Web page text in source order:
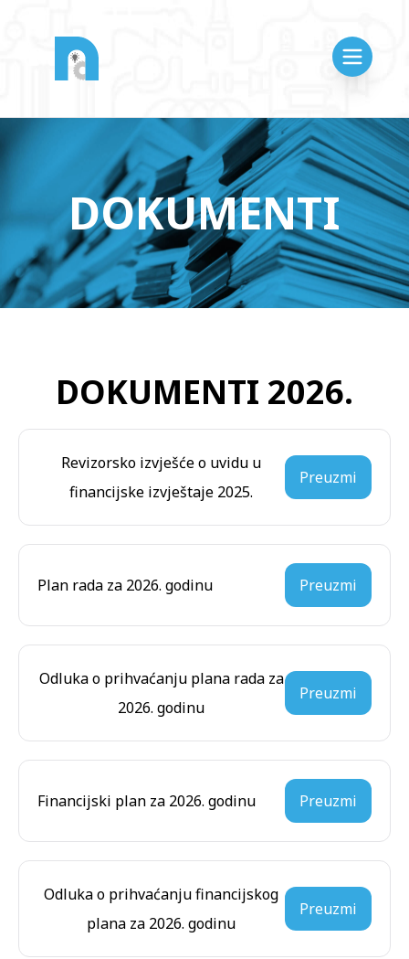
DOKUMENTI
DOKUMENTI 2026.
Revizorsko izvješće o uvidu u
financijske izvještaje 2025.
Preuzmi
Plan rada za 2026. godinu Preuzmi
Odluka o prihvaćanju plana rada za
2026. godinu
Preuzmi
Financijski plan za 2026. godinu Preuzmi
Odluka o prihvaćanju financijskog
plana za 2026. godinu
Preuzmi